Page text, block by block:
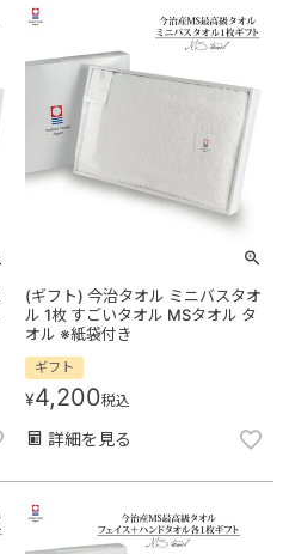
(ギフト) 今治タオル ミニバスタオ
ル 1枚 すごいタオル MSタオル タ
オル ※紙袋付き
ギフト
¥4,200税込
詳細を見る